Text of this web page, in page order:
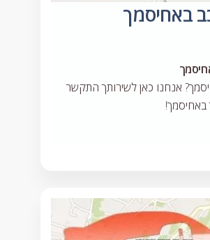
באחיסמך
אנחנו כאן לשירותך התקשר
באחיסמך!